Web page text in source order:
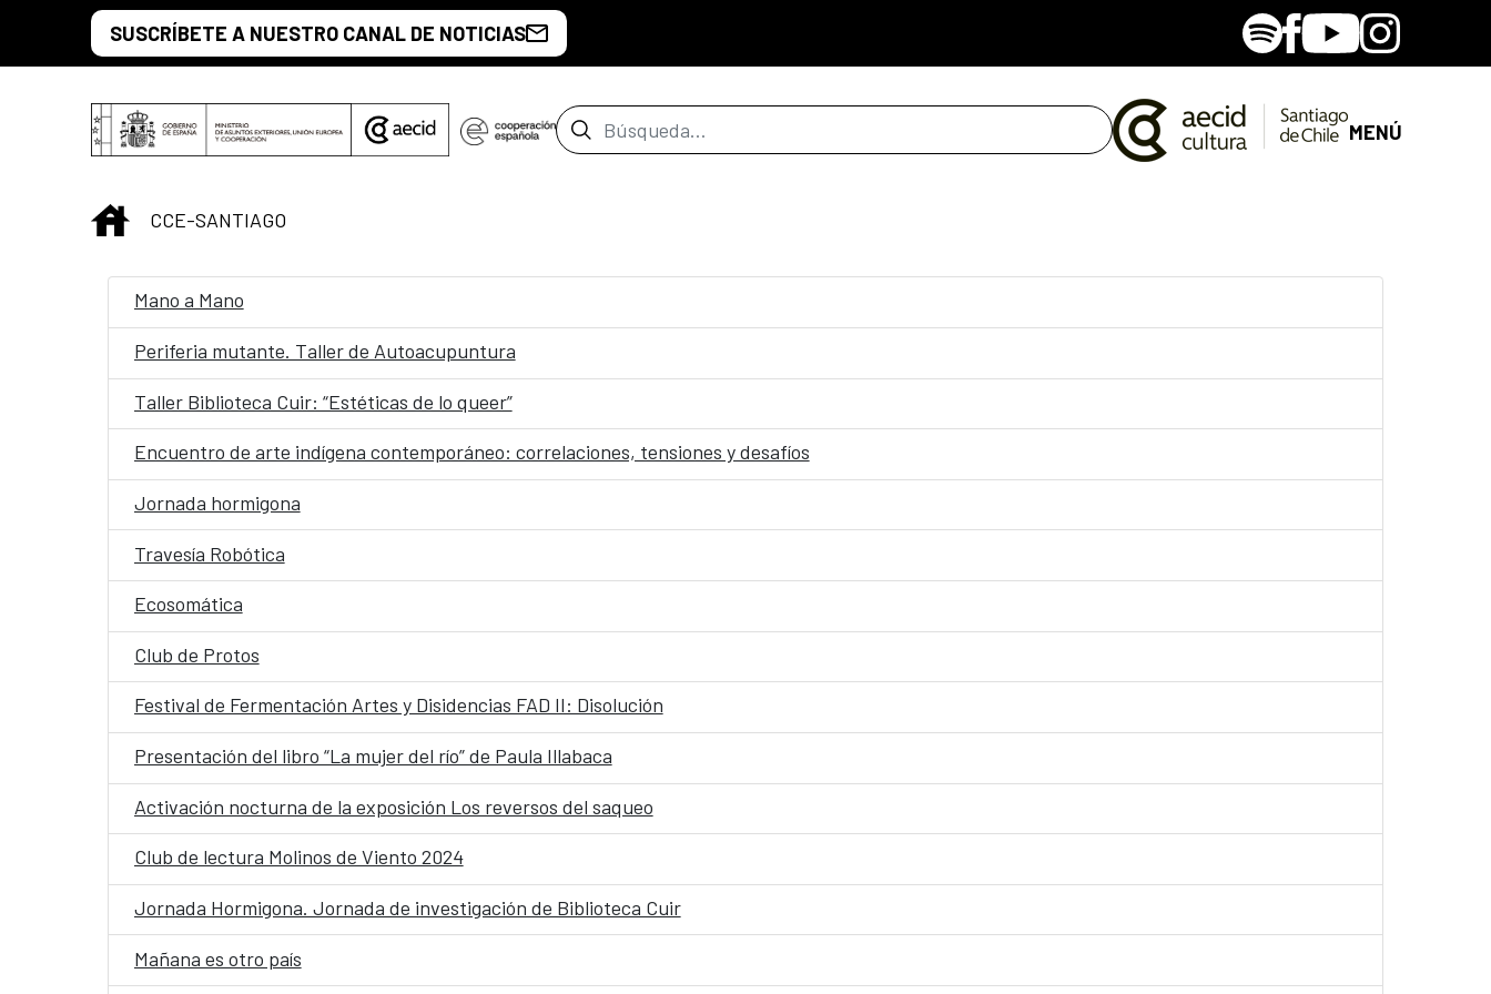
Saltar al contenido principal
SUSCRÍBETE A NUESTRO CANAL DE NOTICIAS SpotifyFacebook
YoutubeInstagram
Barra de búsqueda MENÚ
INICIO
CCE-SANTIAGO
Mano a Mano
Periferia mutante. Taller de Autoacupuntura
Taller Biblioteca Cuir: “Estéticas de lo queer”
Encuentro de arte indígena contemporáneo: correlaciones, tensiones y desafíos
Jornada hormigona
Travesía Robótica
Ecosomática
Club de Protos
Festival de Fermentación Artes y Disidencias FAD II: Disolución
Presentación del libro “La mujer del río” de Paula Illabaca
Activación nocturna de la exposición Los reversos del saqueo
Club de lectura Molinos de Viento 2024
Jornada Hormigona. Jornada de investigación de Biblioteca Cuir
Mañana es otro país